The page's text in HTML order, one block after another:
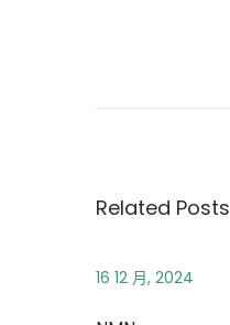
芝
Related Posts
16 12 月, 2024